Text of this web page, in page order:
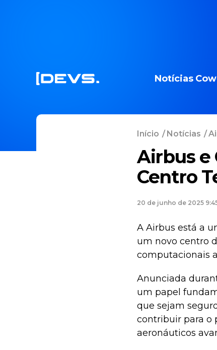
Notícias
Início /Notícias /
Airbus e
Centro
20 de junho de 2025
A Airbus está a
um novo centro
computacionais
Anunciada
um papel
que sejam
contribuir para o
aeronáuticos